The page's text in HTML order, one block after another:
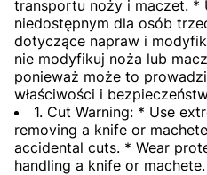
transportu noży i maczet. *
niedostępnym dla osób
dotyczące napraw i
nie modyfikuj noża lub
ponieważ może to
właściwości i
1. Cut Warning: * Use
removing a knife or
accidental cuts. * Wear
handling a knife or